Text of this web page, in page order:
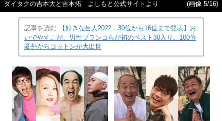
ダイタクの吉本大と吉本拓 よしもと公式サイトより (画像 5/16)
記事を読む
【好きな芸人2022 30位から16位まで発表】お
いでやすこが、男性ブランコらが初のベスト30入り。100位
圏外からコットンが大出世